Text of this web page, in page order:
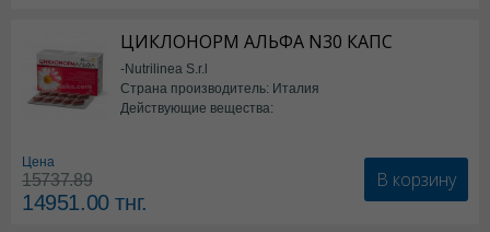
ЦИКЛОНОРМ АЛЬФА N30 КАПС
-Nutrilinea S.r.l
Страна производитель: Италия
Действующие вещества:
Цена
15737.89
14951.00тнг.
В корзину